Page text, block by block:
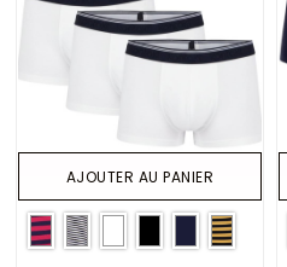
AJOUTER AU PANIER